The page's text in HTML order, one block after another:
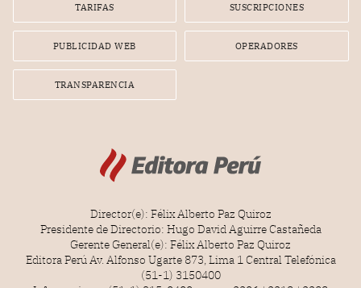
TARIFAS SUSCRIPCIONES
PUBLICIDAD WEB OPERADORES
TRANSPARENCIA
Director(e): Félix Alberto Paz Quiroz
Presidente de Directorio: Hugo David Aguirre Castañeda
Gerente General(e): Félix Alberto Paz Quiroz
Editora Perú Av. Alfonso Ugarte 873, Lima 1 Central Telefónica
(51-1) 3150400